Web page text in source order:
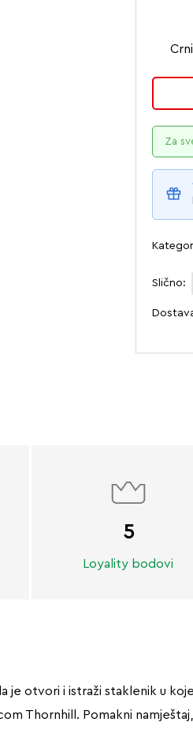
Za
Slično:
5
Loyality bodovi
je otvori i istraži staklenik u
Thornhill. Pomakni